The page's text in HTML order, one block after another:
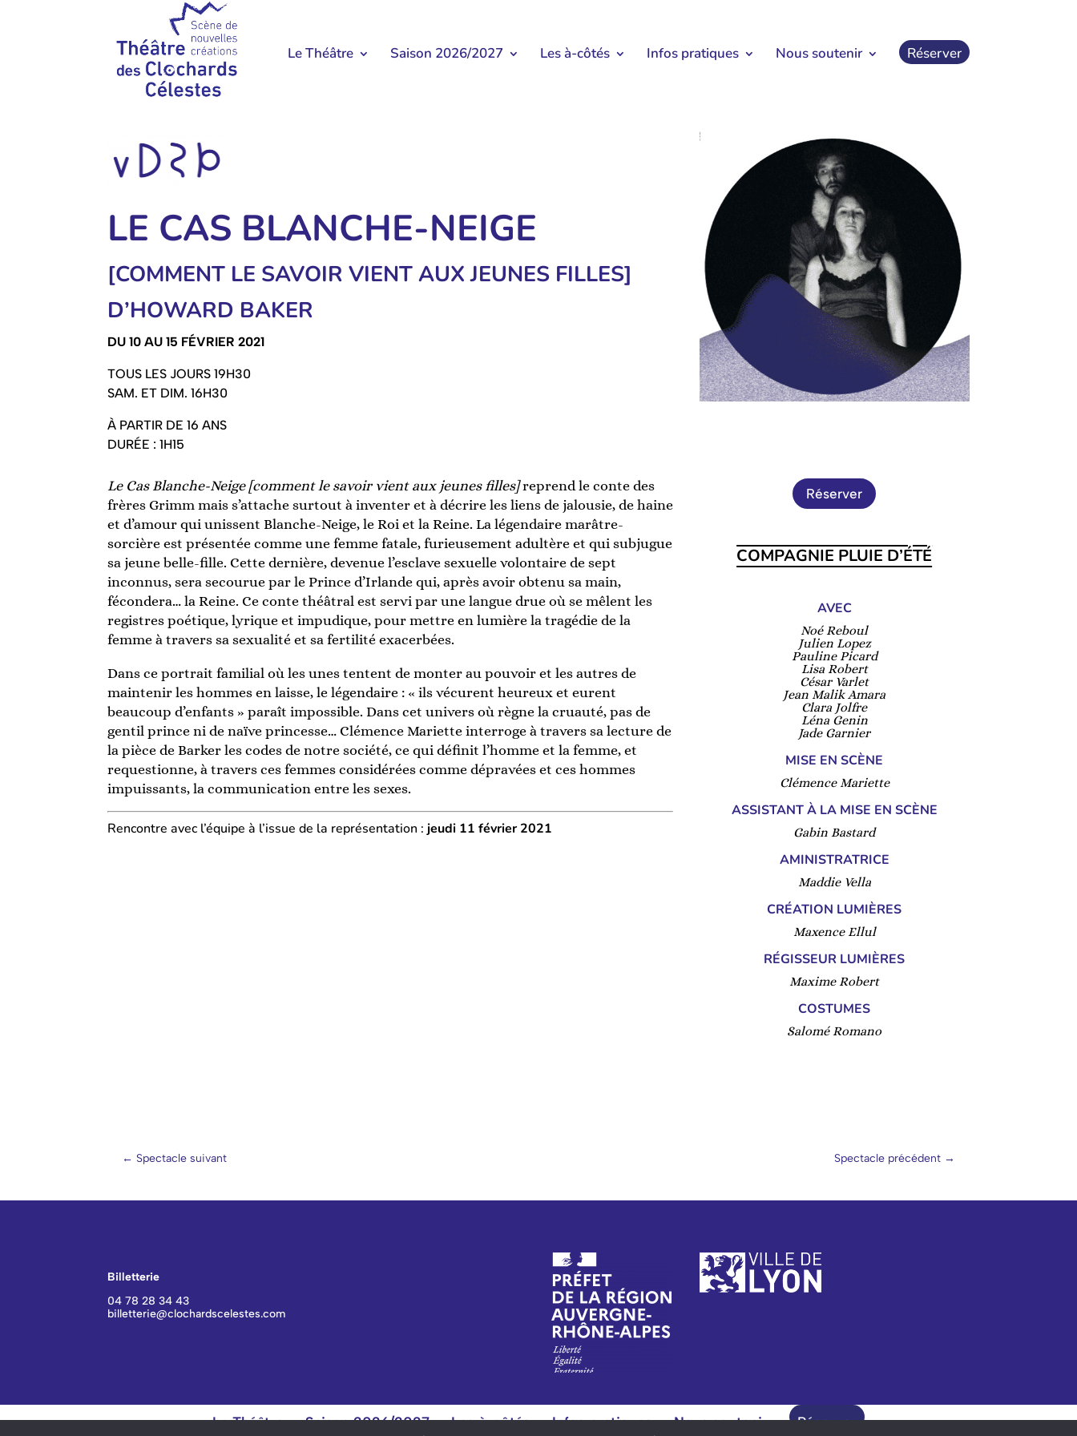
Le Théâtre Saison 2026/2027 Les à-côtés Infos pratiques Nous soutenir Réserver
LE CAS BLANCHE-NEIGE
[COMMENT LE SAVOIR VIENT AUX JEUNES FILLES]
D’HOWARD BAKER
DU 10 AU 15 FÉVRIER 2021
TOUS LES JOURS 19H30
SAM. ET DIM. 16H30
À PARTIR DE 16 ANS
DURÉE : 1H15
Le Cas Blanche-Neige [comment le savoir vient aux jeunes filles]reprend le conte des
frères Grimm mais s’attache surtout à inventer et à décrire les liens de jalousie, de haine
et d’amour qui unissent Blanche-Neige, le Roi et la Reine. La légendaire marâtre-
sorcière est présentée comme une femme fatale, furieusement adultère et qui subjugue
sa jeune belle-fille. Cette dernière, devenue l’esclave sexuelle volontaire de sept
inconnus, sera secourue par le Prince d’Irlande qui, après avoir obtenu sa main,
fécondera… la Reine. Ce conte théâtral est servi par une langue drue où se mêlent les
registres poétique, lyrique et impudique, pour mettre en lumière la tragédie de la
femme à travers sa sexualité et sa fertilité exacerbées.
Dans ce portrait familial où les unes tentent de monter au pouvoir et les autres de
maintenir les hommes en laisse, le légendaire : « ils vécurent heureux et eurent
beaucoup d’enfants » paraît impossible. Dans cet univers où règne la cruauté, pas de
gentil prince ni de naïve princesse… Clémence Mariette interroge à travers sa lecture de
la pièce de Barker les codes de notre société, ce qui définit l’homme et la femme, et
requestionne, à travers ces femmes considérées comme dépravées et ces hommes
impuissants, la communication entre les sexes.
Rencontre avec l’équipe à l’issue de la représentation : jeudi 11 février 2021
Réserver
COMPAGNIE PLUIE D’ÉTÉ
AVEC
Noé Reboul
Julien Lopez
Pauline Picard
Lisa Robert
César Varlet
Jean Malik Amara
Clara Jolfre
Léna Genin
Jade Garnier
MISE EN SCÈNE
Clémence Mariette
ASSISTANT À LA MISE EN SCÈNE
Gabin Bastard
AMINISTRATRICE
Maddie Vella
CRÉATION LUMIÈRES
Maxence Ellul
RÉGISSEUR LUMIÈRES
Maxime Robert
COSTUMES
Salomé Romano
← Spectacle suivant Spectacle précédent →
Billetterie
04 78 28 34 43
billetterie@clochardscelestes.com
Le Théâtre Saison 2026/2027 Les à-côtés Infos pratiques Nous soutenir Réserver